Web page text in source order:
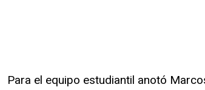
Para el equipo estudiantil anotó